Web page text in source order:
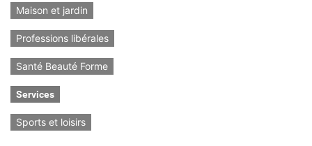
Maison et jardin
Professions libérales
Santé Beauté Forme
Services
Sports et loisirs